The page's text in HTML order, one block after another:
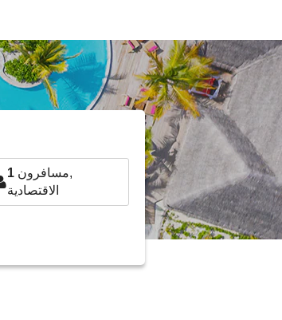
1
مسافرون,
الاقتصادية